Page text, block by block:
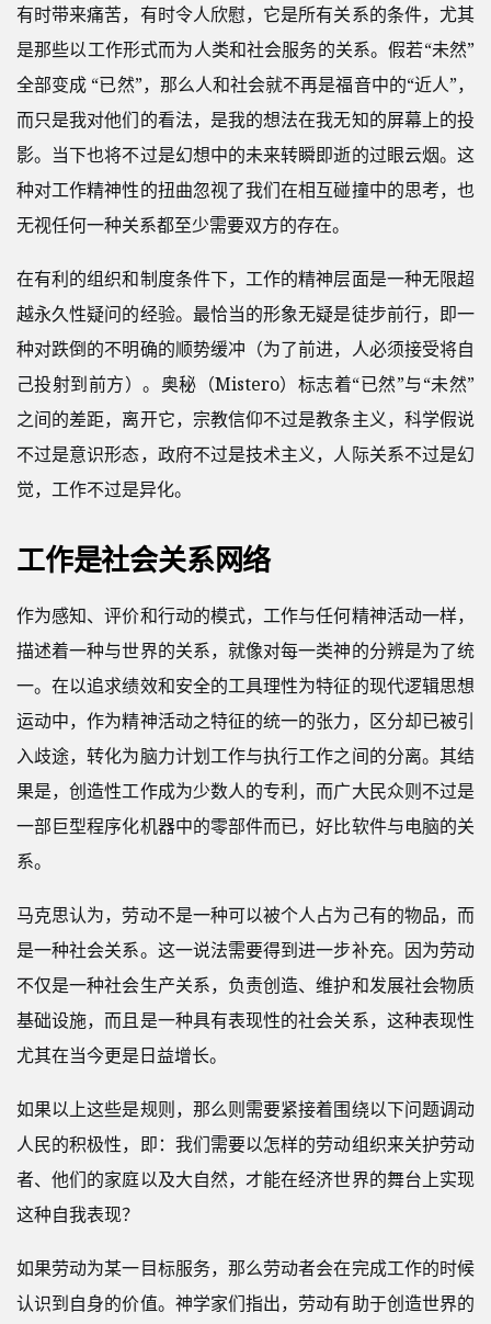
有时带来痛苦，有时令人欣慰，它是所有关系的条件，尤其
是那些以工作形式而为人类和社会服务的关系。假若“未然”
全部变成 “已然”，那么人和社会就不再是福音中的“近人”，
而只是我对他们的看法，是我的想法在我无知的屏幕上的投
影。当下也将不过是幻想中的未来转瞬即逝的过眼云烟。这
种对工作精神性的扭曲忽视了我们在相互碰撞中的思考，也
无视任何一种关系都至少需要双方的存在。
在有利的组织和制度条件下，工作的精神层面是一种无限超
越永久性疑问的经验。最恰当的形象无疑是徒步前行，即一
种对跌倒的不明确的顺势缓冲（为了前进，人必须接受将自
己投射到前方）。奥秘（Mistero）标志着“已然”与“未然”
之间的差距，离开它，宗教信仰不过是教条主义，科学假说
不过是意识形态，政府不过是技术主义，人际关系不过是幻
觉，工作不过是异化。
工作是社会关系网络
作为感知、评价和行动的模式，工作与任何精神活动一样，
描述着一种与世界的关系，就像对每一类神的分辨是为了统
一。在以追求绩效和安全的工具理性为特征的现代逻辑思想
运动中，作为精神活动之特征的统一的张力，区分却已被引
入歧途，转化为脑力计划工作与执行工作之间的分离。其结
果是，创造性工作成为少数人的专利，而广大民众则不过是
一部巨型程序化机器中的零部件而已，好比软件与电脑的关
系。
马克思认为，劳动不是一种可以被个人占为己有的物品，而
是一种社会关系。这一说法需要得到进一步补充。因为劳动
不仅是一种社会生产关系，负责创造、维护和发展社会物质
基础设施，而且是一种具有表现性的社会关系，这种表现性
尤其在当今更是日益增长。
如果以上这些是规则，那么则需要紧接着围绕以下问题调动
人民的积极性，即：我们需要以怎样的劳动组织来关护劳动
者、他们的家庭以及大自然，才能在经济世界的舞台上实现
这种自我表现？
如果劳动为某一目标服务，那么劳动者会在完成工作的时候
认识到自身的价值。神学家们指出，劳动有助于创造世界的